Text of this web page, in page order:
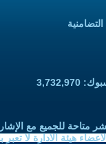
متاحة للجميع مع
هيئة الادارة لا